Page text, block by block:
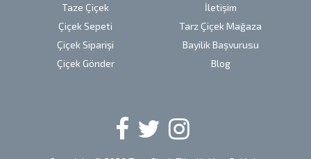
Taze Çiçek
Çiçek Sepeti
Çiçek Siparişi
Çiçek Gönder
İletişim
Tarz Çiçek Mağaza
Bayilik Başvurusu
Blog